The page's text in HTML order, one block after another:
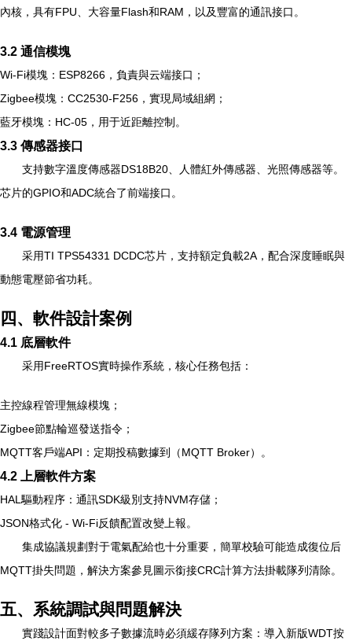
內核，具有FPU、大容量Flash和RAM，以及豐富的通訊接口。
3.2 通信模塊
Wi-Fi模塊：ESP8266，負責與云端接口；
Zigbee模塊：CC2530-F256，實現局域組網；
藍牙模塊：HC-05，用于近距離控制。
3.3 傳感器接口
支持數字溫度傳感器DS18B20、人體紅外傳感器、光照傳感器等。
芯片的GPIO和ADC統合了前端接口。
3.4 電源管理
采用TI TPS54331 DCDC芯片，支持額定負載2A，配合深度睡眠與
動態電壓節省功耗。
四、軟件設計案例
4.1 底層軟件
采用FreeRTOS實時操作系統，核心任務包括：
主控線程管理無線模塊；
Zigbee節點輪巡發送指令；
MQTT客戶端API：定期投稿數據到（MQTT Broker）。
4.2 上層軟件方案
HAL驅動程序：通訊SDK級別支持NVM存儲；
JSON格式化 - Wi-Fi反饋配置改變上報。
集成協議規劃對于電氣配給也十分重要，簡單校驗可能造成復位后
MQTT掛失問題，解決方案參見圖示銜接CRC計算方法掛載隊列清除。
五、系統調試與問題解決
實踐設計面對較多子數據流時必須緩存隊列方案：導入新版WDT按